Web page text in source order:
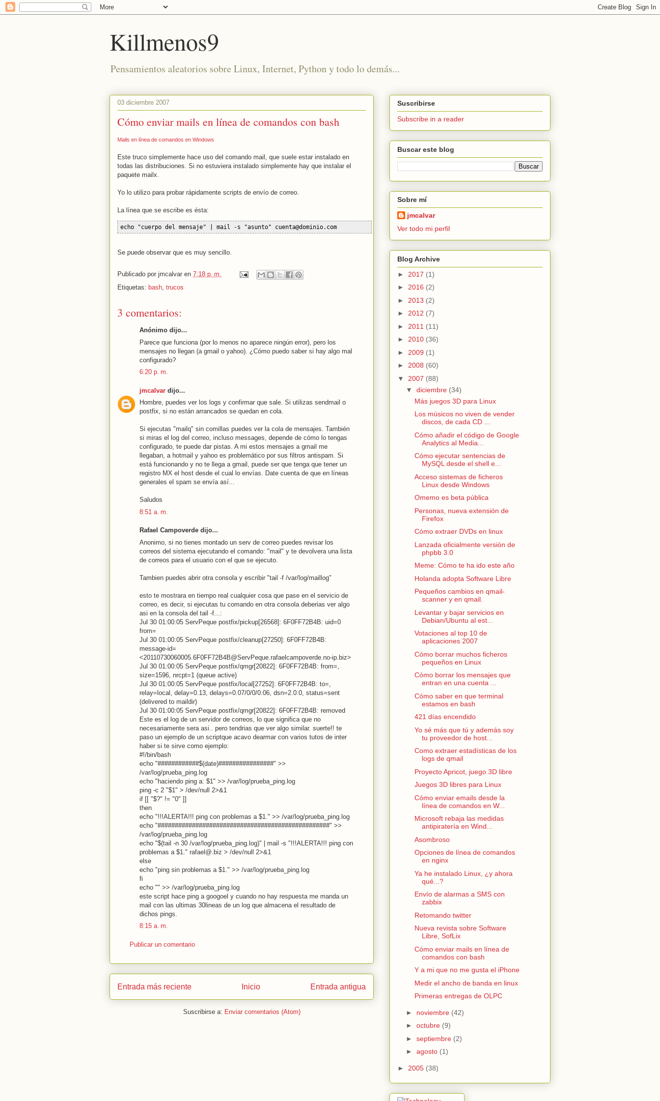
Killmenos9
Pensamientos aleatorios sobre Linux, Internet, Python y todo lo demás...
03 diciembre 2007
Cómo enviar mails en línea de comandos con bash
Mails en línea de comandos en Windows
Este truco simplemente hace uso del comando mail, que suele estar instalado en
todas las distribuciones. Si no estuviera instalado simplemente hay que instalar el
paquete mailx.
Yo lo utilizo para probar rápidamente scripts de envío de correo.
La línea que se escribe es ésta:
echo "cuerpo del mensaje" | mail -s "asunto" cuenta@dominio.com
Se puede observar que es muy sencillo.
Publicado por jmcalvar en 7:18 p. m.
Etiquetas: bash, trucos
3 comentarios:
Anónimo dijo...
Parece que funciona (por lo menos no aparece ningún error), pero los
mensajes no llegan (a gmail o yahoo). ¿Cómo puedo saber si hay algo mal
configurado?
6:20 p. m.
jmcalvar dijo...
Hombre, puedes ver los logs y confirmar que sale. Si utilizas sendmail o
postfix, si no están arrancados se quedan en cola.
Si ejecutas "mailq" sin comillas puedes ver la cola de mensajes. También
si miras el log del correo, incluso messages, depende de cómo lo tengas
configurado, te puede dar pistas. A mi estos mensajes a gmail me
llegaban, a hotmail y yahoo es problemático por sus filtros antispam. Si
está funcionando y no te llega a gmail, puede ser que tenga que tener un
registro MX el host desde el cual lo envías. Date cuenta de que en líneas
generales el spam se envía así...
Saludos
8:51 a. m.
Rafael Campoverde dijo...
Anonimo, si no tienes montado un serv de correo puedes revisar los
correos del sistema ejecutando el comando: "mail" y te devolvera una lista
de correos para el usuario con el que se ejecuto.
Tambien puedes abrir otra consola y escribir "tail -f /var/log/maillog"
esto te mostrara en tiempo real cualquier cosa que pase en el servicio de
correo, es decir, si ejecutas tu comando en otra consola deberias ver algo
asi en la consola del tail -f...:
Jul 30 01:00:05 ServPeque postfix/pickup[26568]: 6F0FF72B4B: uid=0
from=
Jul 30 01:00:05 ServPeque postfix/cleanup[27250]: 6F0FF72B4B:
message-id=
<20110730060005.6F0FF72B4B@ServPeque.rafaelcampoverde.no-ip.biz>
Jul 30 01:00:05 ServPeque postfix/qmgr[20822]: 6F0FF72B4B: from=,
size=1596, nrcpt=1 (queue active)
Jul 30 01:00:05 ServPeque postfix/local[27252]: 6F0FF72B4B: to=,
relay=local, delay=0.13, delays=0.07/0/0/0.06, dsn=2.0.0, status=sent
(delivered to maildir)
Jul 30 01:00:05 ServPeque postfix/qmgr[20822]: 6F0FF72B4B: removed
Este es el log de un servidor de correos, lo que significa que no
necesariamente sera asi.. pero tendrias que ver algo similar. suerte!! te
paso un ejemplo de un scriptque acavo dearmar con varios tutos de inter
haber si te sirve como ejemplo:
#!/bin/bash
echo "############$(date)################" >>
/var/log/prueba_ping.log
echo "haciendo ping a: $1" >> /var/log/prueba_ping.log
ping -c 2 "$1" > /dev/null 2>&1
if [[ "$?" != "0" ]]
then
echo "!!!ALERTA!!! ping con problemas a $1." >> /var/log/prueba_ping.log
echo "##################################################" >>
/var/log/prueba_ping.log
echo "$(tail -n 30 /var/log/prueba_ping.log)" | mail -s "!!!ALERTA!!! ping con
problemas a $1." rafael@.biz > /dev/null 2>&1
else
echo "ping sin problemas a $1." >> /var/log/prueba_ping.log
fi
echo "" >> /var/log/prueba_ping.log
este script hace ping a googoel y cuando no hay respuesta me manda un
mail con las ultimas 30lineas de un log que almacena el resultado de
dichos pings.
8:15 a. m.
Publicar un comentario
Entrada más reciente Entrada antigua
Inicio
Suscribirse a: Enviar comentarios (Atom)
Suscribirse
Subscribe in a reader
Buscar este blog
Sobre mí
jmcalvar
Ver todo mi perfil
Blog Archive
► 2017 (1)
► 2016 (2)
► 2013 (2)
► 2012 (7)
► 2011 (11)
► 2010 (36)
► 2009 (1)
► 2008 (60)
▼ 2007 (88)
▼ diciembre (34)
Más juegos 3D para Linux
Los músicos no viven de vender
discos, de cada CD ...
Cómo añadir el código de Google
Analytics al Media...
Cómo ejecutar sentencias de
MySQL desde el shell e...
Acceso sistemas de ficheros
Linux desde Windows
Omemo es beta pública
Personas, nueva extensión de
Firefox
Cómo extraer DVDs en linux
Lanzada oficialmente versión de
phpbb 3.0
Meme: Cómo te ha ido este año
Holanda adopta Software Libre
Pequeños cambios en qmail-
scanner y en qmail.
Levantar y bajar servicios en
Debian/Ubuntu al est...
Votaciones al top 10 de
aplicaciones 2007
Cómo borrar muchos ficheros
pequeños en Linux
Cómo borrar los mensajes que
entran en una cuenta ...
Cómo saber en que terminal
estamos en bash
421 días encendido
Yo sé más que tú y además soy
tu proveedor de host...
Como extraer estadísticas de los
logs de qmail
Proyecto Apricot, juego 3D libre
Juegos 3D libres para Linux
Cómo enviar emails desde la
línea de comandos en W...
Microsoft rebaja las medidas
antipiratería en Wind...
Asombroso
Opciones de línea de comandos
en nginx
Ya he instalado Linux, ¿y ahora
qué...?
Envío de alarmas a SMS con
zabbix
Retomando twitter
Nueva revista sobre Software
Libre, SofLix
Cómo enviar mails en línea de
comandos con bash
Y a mi que no me gusta el iPhone
Medir el ancho de banda en linux
Primeras entregas de OLPC
► noviembre (42)
► octubre (9)
► septiembre (2)
► agosto (1)
► 2005 (38)